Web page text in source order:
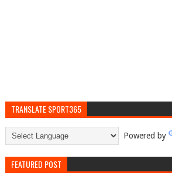
TRANSLATE SPORT365
Powered by
FEATURED POST